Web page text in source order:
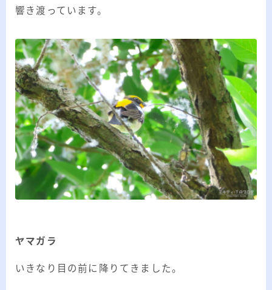
響き渡っています。
ヤマガラ
いきなり目の前に降りてきました。